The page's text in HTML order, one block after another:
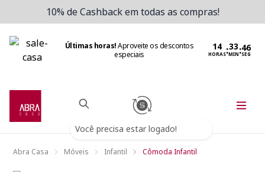
10% de Cashback em todas as compras!
Últimas horas!Aproveite os descontos
especiais
HORAS:MIN:SEG
Você precisa estar logado!
Abra Casa Móveis Infantil Cômoda Infantil